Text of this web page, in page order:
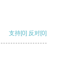
支持[0] 反对[0]